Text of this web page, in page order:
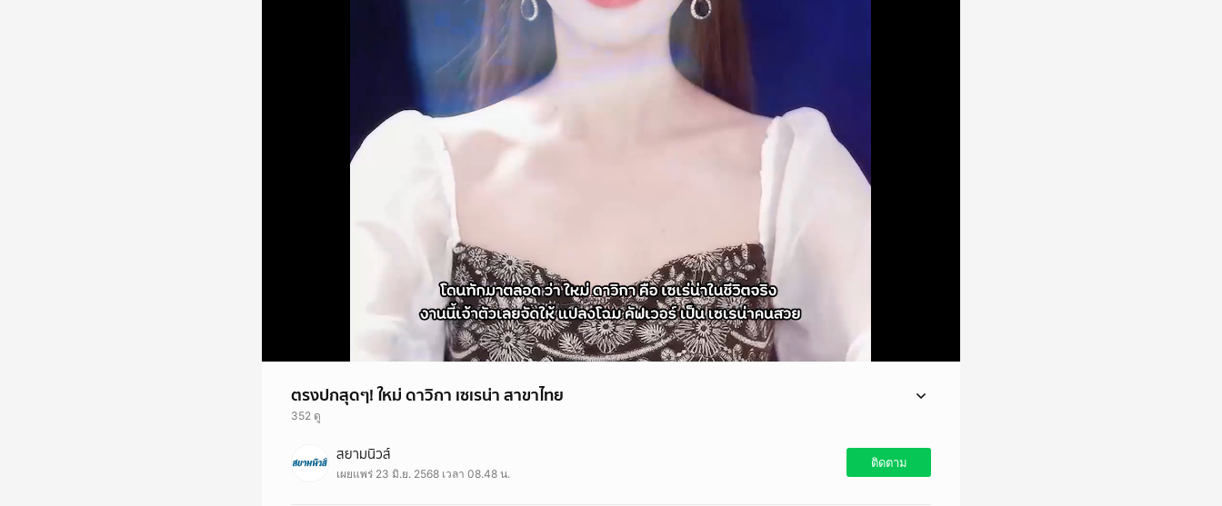
ตรงปกสุดๆ! ใหม่ ดาวิกา เซเรน่า สาขาไทย
352 ดู
ชื่อดัง ในเว็บตูนเรื่องใหม่ เซเรน่า จากเกาหลีใต้ ที่แฟนๆชาวไทย และทั่วโลกต่างให้ความสนใจ บอกเลยว่าตรงปกสุดๆ
สยามนิวส์
เผยแพร่ 23 มิ.ย. 2568 เวลา 08.48 น.
ติดตาม